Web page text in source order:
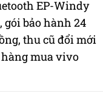
EP-Windy
bảo hành 24
thu cũ đổi mới
mua vivo